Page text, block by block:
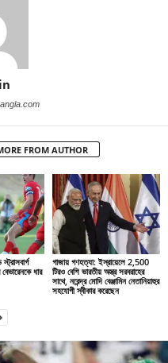
FROM AUTHOR
ধার
গাজায় গণহত্যা: ইস্রায়েলে 2,500
টিরও বেশি ভারতীয় অস্ত্র সরবরাহের
সাথে, নরেন্দ্র মোদি বেঞ্জামিন নেতানিয়াহুর
সহযোগী স্বীকার করেছেন